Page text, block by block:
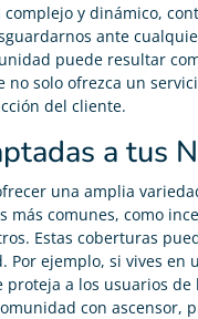
complejo y dinámico,
ante
puede resultar
no solo ofrezca un
del cliente.
a tus
una amplia
más comunes, como
Estas coberturas
Por ejemplo, si vives en
a los usuarios de
con ascensor,